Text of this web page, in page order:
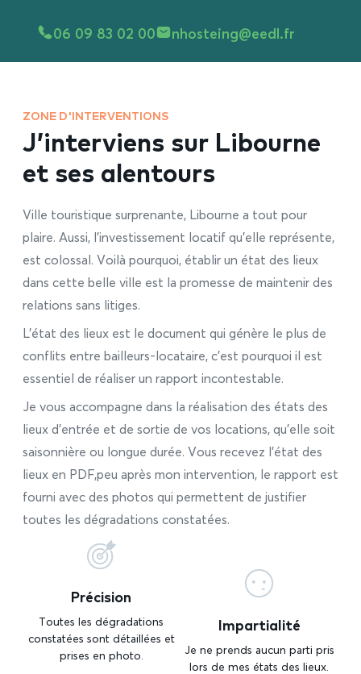
06 09 83 02 00 nhosteing@eedl.fr
ZONE D'INTERVENTIONS
J’interviens sur Libourne
et ses alentours
Ville touristique surprenante, Libourne a tout pour
plaire. Aussi, l’investissement locatif qu’elle représente,
est colossal. Voilà pourquoi, établir un état des lieux
dans cette belle ville est la promesse de maintenir des
relations sans litiges.
L’état des lieux est le document qui génère le plus de
conflits entre bailleurs-locataire, c’est pourquoi il est
essentiel de réaliser un rapport incontestable.
Je vous accompagne dans la réalisation des états des
lieux d’entrée et de sortie de vos locations, qu’elle soit
saisonnière ou longue durée. Vous recevez l’état des
lieux en PDF,peu après mon intervention, le rapport est
fourni avec des photos qui permettent de justifier
toutes les dégradations constatées.
Précision
Toutes les dégradations
constatées sont détaillées et
prises en photo.
Impartialité
Je ne prends aucun parti pris
lors de mes états des lieux.